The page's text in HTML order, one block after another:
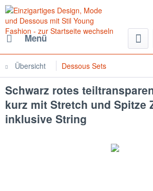
Menü
Übersicht Dessous Sets
Schwarz rotes
kurz mit Stretch und Spitze
inklusive String